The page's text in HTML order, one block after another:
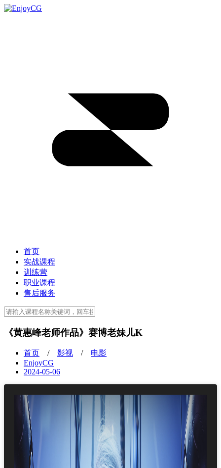
首页
实战课程
训练营
职业课程
售后服务
《黄惠峰老师作品》赛博老妹儿K
首页 / 影视 / 电影
EnjoyCG
2024-05-06